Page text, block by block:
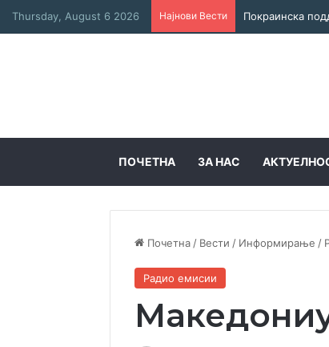
Thursday, August 6 2026 Најнови Вести
ПОЧЕТНА ЗА НАС
Почетна / Вести / Информирање /
Радио емисии